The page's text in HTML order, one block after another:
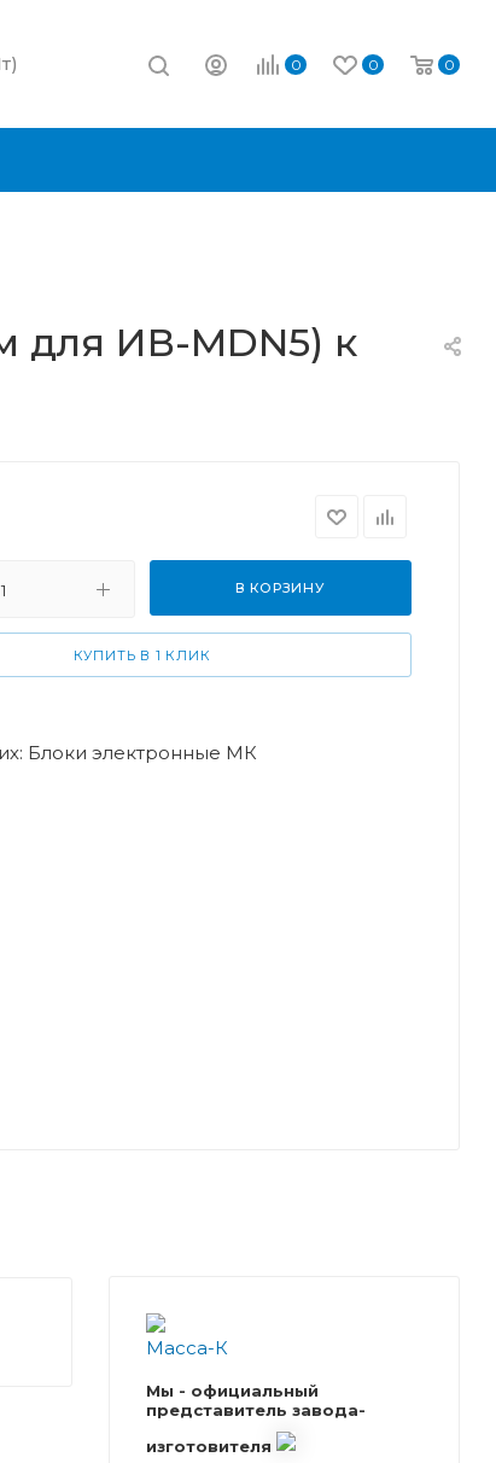
0 0 0
для ИВ-MDN5) к
В КОРЗИНУ
КУПИТЬ В 1 КЛИК
Блоки электронные МК
Мы - официальный
представитель завода-
изготовителя